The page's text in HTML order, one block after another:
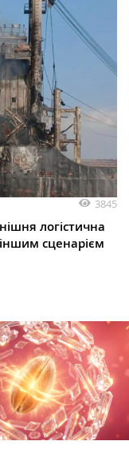
3845
логістична
сценарієм